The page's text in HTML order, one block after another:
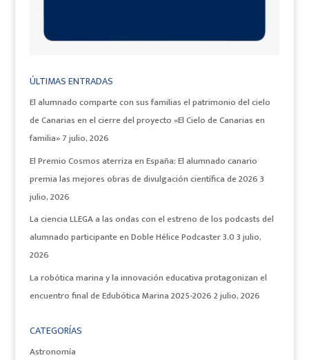
ÚLTIMAS ENTRADAS
El alumnado comparte con sus familias el patrimonio del cielo
de Canarias en el cierre del proyecto «El Cielo de Canarias en
familia» 7 julio, 2026
El Premio Cosmos aterriza en España: El alumnado canario
premia las mejores obras de divulgación científica de 20263
julio, 2026
La ciencia LLEGA a las ondas con el estreno de los podcasts del
alumnado participante en Doble Hélice Podcaster 3.03 julio,
2026
La robótica marina y la innovación educativa protagonizan el
encuentro final de Edubótica Marina 2025-20262 julio, 2026
CATEGORÍAS
Astronomía